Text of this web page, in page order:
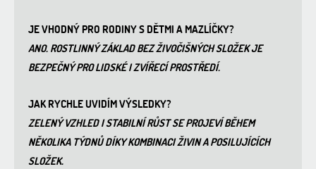
JE VHODNÝ PRO RODINY S DĚTMI A MAZLÍČKY?
ANO. ROSTLINNÝ ZÁKLAD BEZ ŽIVOČIŠNÝCH SLOŽEK JE
BEZPEČNÝ PRO LIDSKÉ I ZVÍŘECÍ PROSTŘEDÍ.
JAK RYCHLE UVIDÍM VÝSLEDKY?
ZELENÝ VZHLED I STABILNÍ RŮST SE PROJEVÍ BĚHEM
NĚKOLIKA TÝDNŮ DÍKY KOMBINACI ŽIVIN A POSILUJÍCÍCH
SLOŽEK.